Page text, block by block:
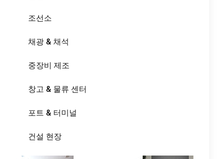
조선소
채광 & 채석
중장비 제조
창고 & 물류 센터
포트 & 터미널
건설 현장